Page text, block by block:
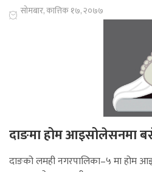
सोमबार, कात्तिक १७, २०७७
दाङमा होम आइसोलेसनमा
दाङको लमही नगरपालिका–५ मा होम